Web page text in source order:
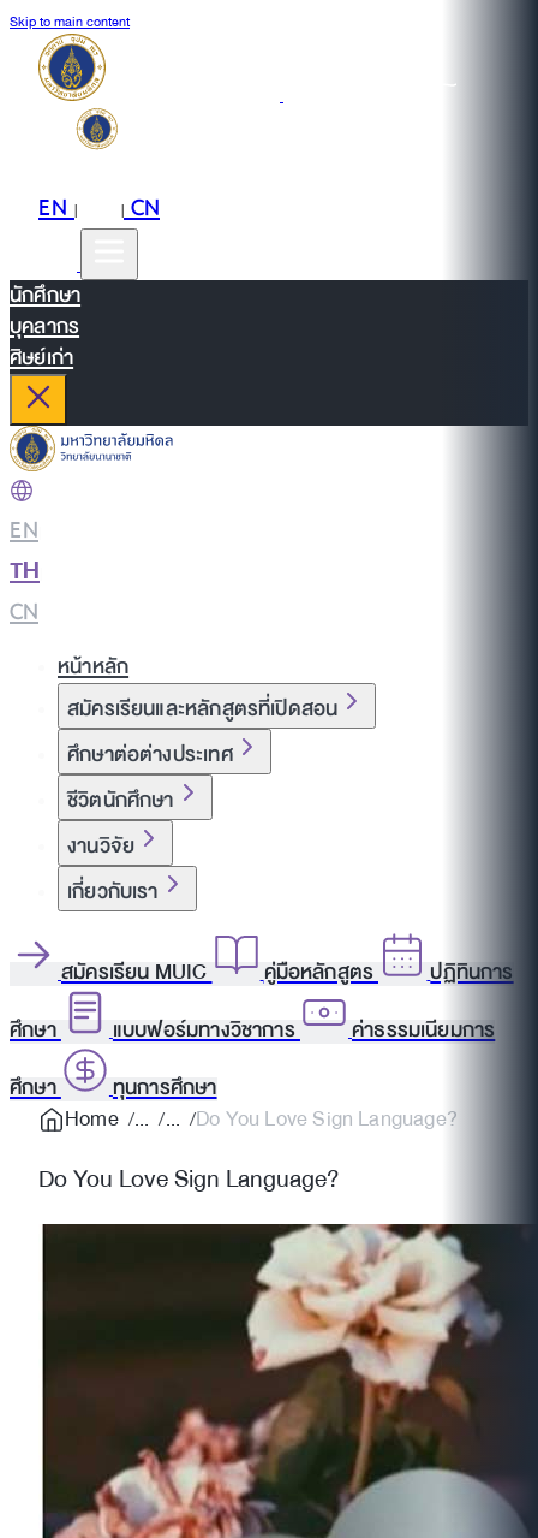
Skip to main content
EN| |CN
นักศึกษา
บุคลากร
ศิษย์เก่า
EN
TH
CN
หน้าหลัก
สมัครเรียนและหลักสูตรที่เปิดสอน
ศึกษาต่อต่างประเทศ
ชีวิตนักศึกษา
งานวิจัย
เกี่ยวกับเรา
สมัครเรียน MUIC คู่มือหลักสูตร
ปฏิทินการ
ศึกษา
แบบฟอร์มทางวิชาการ
ค่าธรรมเนียมการ
ศึกษา
ทุนการศึกษา
Home
Do You Love Sign Language?
Do You Love Sign Language?